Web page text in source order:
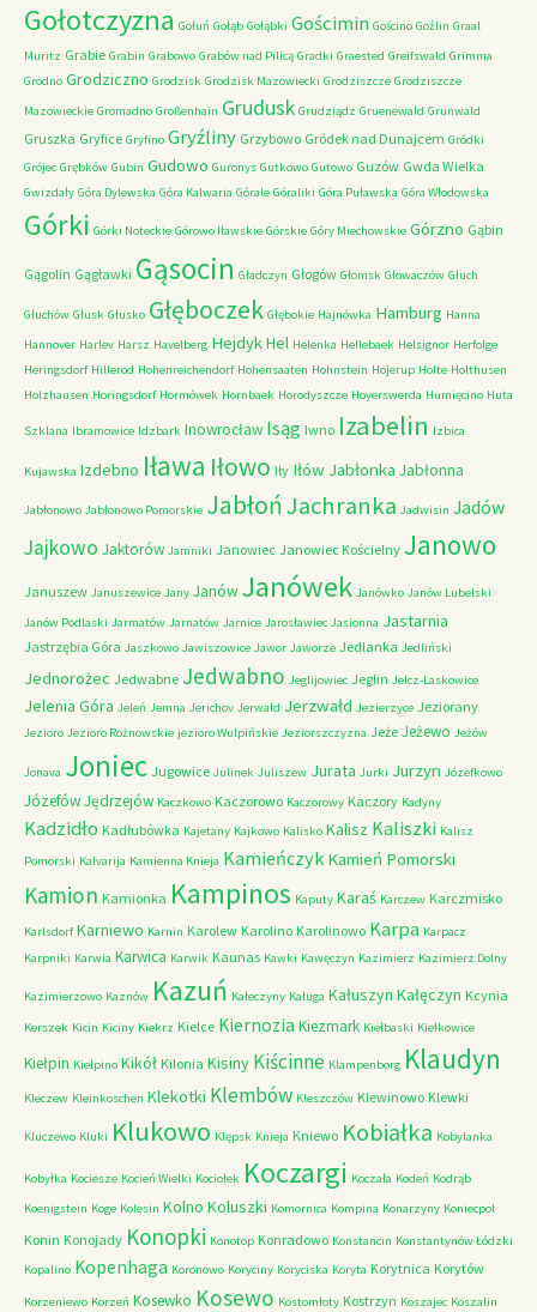
Gołotczyzna Gołuń Gołąb Gołąbki Gościmin Gościno Goźlin Graal
Muritz Grabie Grabin Grabowo Grabów nad Pilicą Gradki Graested Greifswald Grimma
Grodno Grodziczno Grodzisk Grodzisk Mazowiecki Grodziszcze Grodziszcze
Mazowieckie Gromadno Großenhain Grudusk Grudziądz Gruenewald Grunwald
Gruszka Gryfice Gryfino Gryźliny Grzybowo Gródek nad Dunajcem Gródki
Grójec Grębków Gubin Gudowo Guronys Gutkowo Gutowo Guzów Gwda Wielka
Gwizdały Góra Dylewska Góra Kalwaria Górale Góraliki Góra Puławska Góra Włodowska
Górki Górki Noteckie Górowo Iławskie Górskie Góry Miechowskie Górzno Gąbin
Gągolin Gągławki Gąsocin Gładczyn Głogów Głomsk Głowaczów Głuch
Głuchów Głusk Głusko Głęboczek Głębokie Hajnówka Hamburg Hanna
Hannover Harlev Harsz Havelberg HejdykHel Helenka Hellebaek Helsignor Herfolge
Heringsdorf Hillerod Hohenreichendorf Hohensaaten Hohnstein Hojerup Holte Holthusen
Holzhausen Horingsdorf Hormówek Hornbaek Horodyszcze Hoyerswerda Humięcino Huta
Szklana Ibramowice Idzbark Inowrocław Isąg Iwno Izabelin Izbica
Kujawska Izdebno Iława Iłowo Iły Iłów Jabłonka Jabłonna
Jabłonowo Jabłonowo Pomorskie JabłońJachranka Jadwisin Jadów
Jajkowo Jaktorów Jamniki Janowiec Janowiec Kościelny Janowo
Januszew Januszewice Jany Janów Janówek Janówko Janów Lubelski
Janów Podlaski Jarmatów Jarnatów Jarnice Jarosławiec Jasionna Jastarnia
Jastrzębia Góra Jaszkowo Jawiszowice Jawor Jaworze Jedlanka Jedliński
Jednorożec Jedwabne Jedwabno Jeglijowiec Jeglin Jelcz-Laskowice
Jelenia Góra Jeleń Jemna Jerichov Jerwałd Jerzwałd Jezierzyce Jeziorany
Jezioro Jezioro Rożnowskie jezioro Wulpińskie Jeziorszczyzna Jeże Jeżewo Jeżów
Jonava Joniec Jugowice Julinek Juliszew Jurata Jurki Jurzyn Józefkowo
JózefówJędrzejów Kaczkowo Kaczorowo Kaczorowy Kaczory Kadyny
Kadzidło Kadłubówka Kajetany Kajkowo Kalisko Kalisz Kaliszki Kalisz
Pomorski Kalvarija Kamienna Knieja Kamieńczyk Kamień Pomorski
Kamion Kamionka Kampinos Kaputy Karaś Karczew Karczmisko
Karlsdorf Karniewo Karnin Karolew Karolino Karolinowo Karpa Karpacz
Karpniki Karwia Karwica Karwik Kaunas Kawki Kawęczyn Kazimierz Kazimierz Dolny
Kazimierzowo Kaznów Kazuń Kałeczyny Kaługa Kałuszyn Kałęczyn Kcynia
Kerszek Kicin Kiciny Kiekrz Kielce Kiernozia Kiezmark Kiełbaski Kiełkowice
Kiełpin Kiełpino Kikół Kilonia Kisiny Kiścinne Klampenborg Klaudyn
Kleczew Kleinkoschen Klekotki Klembów Kleszczów Klewinowo Klewki
Kluczewo Kluki Klukowo Klępsk Knieja Kniewo Kobiałka Kobylanka
Kobyłka Kociesze Kocień Wielki Kociołek Koczargi Koczała Kodeń Kodrąb
Koenigstein Koge Kolesin Kolno Koluszki Komornica Kompina Konarzyny Koniecpol
Konin Konojady Konopki Konotop Konradowo Konstancin Konstantynów Łódzki
Kopalino Kopenhaga Koronowo Koryciny Koryciska Koryta Korytnica Korytów
Korzeniewo Korzeń Kosewko Kosewo Kostomłoty Kostrzyn Koszajec Koszalin